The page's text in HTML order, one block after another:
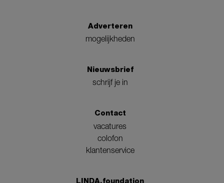
Adverteren
mogelijkheden
Nieuwsbrief
schrijf je in
Contact
vacatures
colofon
klantenservice
LINDA.foundation